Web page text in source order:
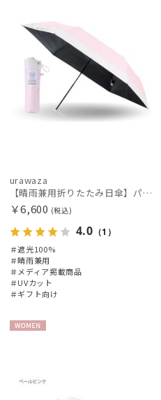
urawaza
【晴雨兼用折りたたみ日傘】パッとさして、サッとしまえる傘コワザ(kowaza) ライトボーダー 50 遮光100% UV100%
￥6,600 (税込)
4.0 （1）
＃遮光100%
＃晴雨兼用
＃メディア掲載商品
＃UVカット
＃ギフト向け